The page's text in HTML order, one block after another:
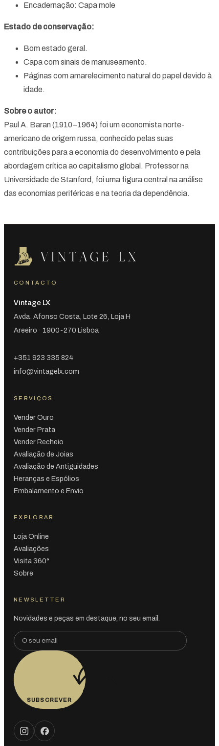
Encadernação: Capa mole
Estado de conservação:
Bom estado geral.
Capa com sinais de manuseamento.
Páginas com amarelecimento natural do papel devido à
idade.
Sobre o autor:
Paul A. Baran (1910–1964) foi um economista norte-
americano de origem russa, conhecido pelas suas
contribuições para a economia do desenvolvimento e pela
abordagem crítica ao capitalismo global. Professor na
Universidade de Stanford, foi uma figura central na análise
das economias periféricas e na teoria da dependência.
CONTACTO
Vintage LX
Avda. Afonso Costa, Lote 26, Loja H
Areeiro · 1900-270 Lisboa
+351 923 335 824
info@vintagelx.com
SERVIÇOS
Vender Ouro
Vender Prata
Vender Recheio
Avaliação de Joias
Avaliação de Antiguidades
Heranças e Espólios
Embalamento e Envio
EXPLORAR
Loja Online
Avaliações
Visita 360°
Sobre
NEWSLETTER
Novidades e peças em destaque, no seu email.
SUBSCREVER